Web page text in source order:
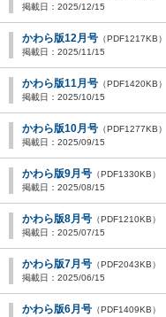
掲載日：2025/12/15
かわら版12月号 （PDF1217KB）
掲載日：2025/11/15
かわら版11月号 （PDF1420KB）
掲載日：2025/10/15
かわら版10月号 （PDF1277KB）
掲載日：2025/09/15
かわら版9月号 （PDF1330KB）
掲載日：2025/08/15
かわら版8月号 （PDF1210KB）
掲載日：2025/07/15
かわら版7月号 （PDF2043KB）
掲載日：2025/06/15
かわら版6月号 （PDF1409KB）